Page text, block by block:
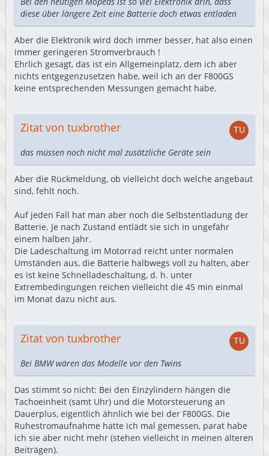
diese über längere Zeit eine Batterie doch etwas entladen
Aber die Elektronik wird doch immer besser, hat also einen
immer geringeren Stromverbrauch !
Ehrlich gesagt, das ist ein Allgemeinplatz, dem ich aber
nichts entgegenzusetzen habe, weil ich an der F800GS
keine entsprechenden Messungen gemacht habe.
Zitat von tuxbrother
das müssen noch nicht mal zusätzliche Geräte sein
Aber die Rückmeldung, ob vielleicht doch welche angebaut
sind, fehlt noch.
Auf jeden Fall hat man aber noch die Selbstentladung der
Batterie. Je nach Zustand entlädt sie sich in ungefähr
einem halben Jahr.
Die Ladeschaltung im Motorrad reicht unter normalen
Umständen aus, die Batterie halbwegs voll zu halten, aber
es ist keine Schnelladeschaltung, d. h. unter
Extrembedingungen reichen vielleicht die 45 min einmal
im Monat dazu nicht aus.
Zitat von tuxbrother
Bei BMW wären das Modelle vor den Twins
Das stimmt so nicht: Bei den Einzylindern hängen die
Tachoeinheit (samt Uhr) und die Motorsteuerung an
Dauerplus, eigentlich ähnlich wie bei der F800GS. Die
Ruhestromaufnahme hatte ich mal gemessen, parat habe
ich sie aber nicht mehr (stehen vielleicht in meinen älteren
Beiträgen).